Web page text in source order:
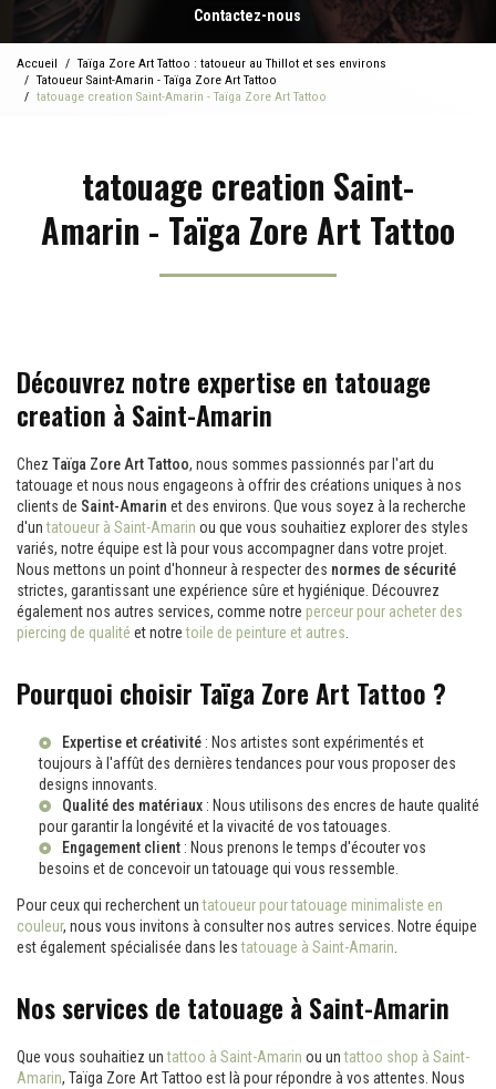
Contactez-nous
Accueil
Taïga Zore Art Tattoo : tatoueur au Thillot et ses environs
Tatoueur Saint-Amarin - Taïga Zore Art Tattoo
tatouage creation Saint-Amarin - Taïga Zore Art Tattoo
tatouage creation Saint-
Amarin - Taïga Zore Art Tattoo
Découvrez notre expertise en tatouage
creation à Saint-Amarin
Chez Taïga Zore Art Tattoo, nous sommes passionnés par l'art du
tatouage et nous nous engageons à offrir des créations uniques à nos
clients de Saint-Amarin et des environs. Que vous soyez à la recherche
d'untatoueur à Saint-Amarin ou que vous souhaitiez explorer des styles
variés, notre équipe est là pour vous accompagner dans votre projet.
Nous mettons un point d'honneur à respecter des normes de sécurité
strictes, garantissant une expérience sûre et hygiénique. Découvrez
également nos autres services, comme notre perceur pour acheter des
piercing de qualité et notretoile de peinture et autres
Pourquoi choisir Taïga Zore Art Tattoo ?
Expertise et créativité : Nos artistes sont expérimentés et
toujours à l'affût des dernières tendances pour vous proposer des
designs innovants.
Qualité des matériaux : Nous utilisons des encres de haute qualité
pour garantir la longévité et la vivacité de vos tatouages.
Engagement client : Nous prenons le temps d'écouter vos
besoins et de concevoir un tatouage qui vous ressemble.
Pour ceux qui recherchent untatoueur pour tatouage minimaliste en
couleur, nous vous invitons à consulter nos autres services. Notre équipe
est également spécialisée dans lestatouage à Saint-Amarin
Nos services de tatouage à Saint-Amarin
Que vous souhaitiez untattoo à Saint-Amarin ou untattoo shop à Saint-
Amarin, Taïga Zore Art Tattoo est là pour répondre à vos attentes. Nous